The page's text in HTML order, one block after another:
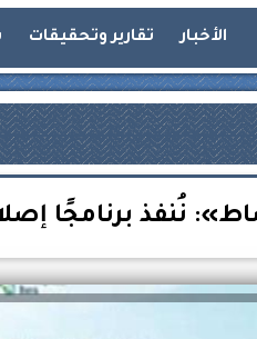
الأخبار تقارير وتحقيقات
نُنفذ برنامجًا